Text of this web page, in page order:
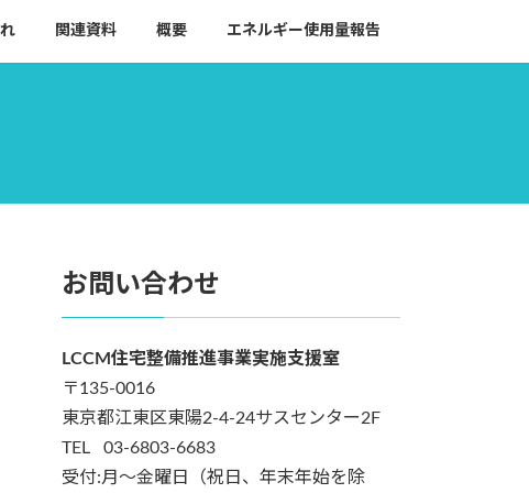
関連資料 概要 エネルギー使用量報告
お問い合わせ
LCCM住宅整備推進事業実施支援室
〒135-0016
東京都江東区東陽2-4-24サスセンター2F
TEL 03-6803-6683
受付:月～金曜日（祝日、年末年始を除